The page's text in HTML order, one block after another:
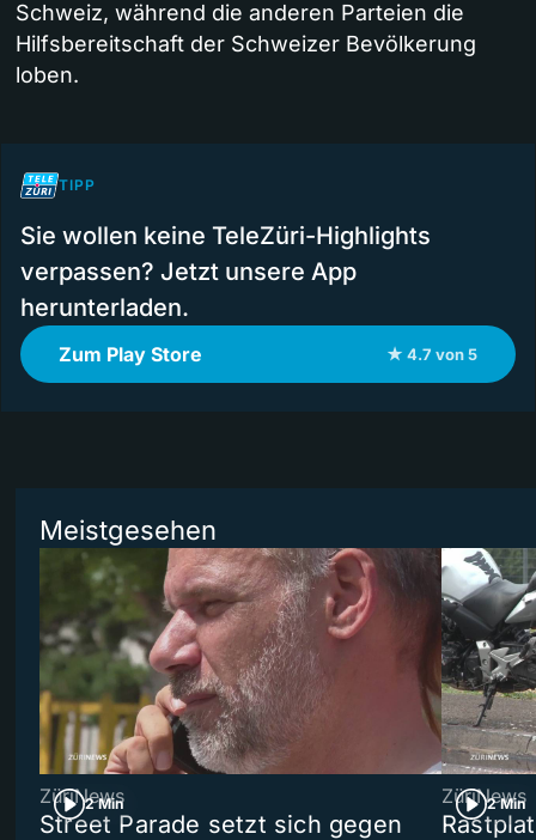
Schweiz, während die anderen Parteien die
Hilfsbereitschaft der Schweizer Bevölkerung
loben.
TIPP
Sie wollen keine TeleZüri-Highlights
verpassen? Jetzt unsere App
herunterladen.
Zum Play Store ★ 4.7 von 5
Meistgesehen
2 Min
ZüriNews
Street Parade setzt sich gegen
2 Min
ZüriNews